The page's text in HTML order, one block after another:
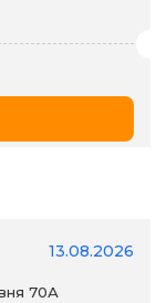
13.08.2026
70А